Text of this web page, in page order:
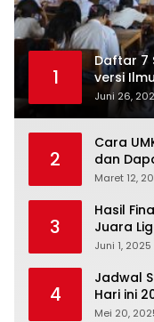
1
Daftar 7
versi
Juni 26,
2
Cara
dan
Maret 12,
3
Hasil
Juara
Nerazzurri
Juni 1, 2025
4
Jadwal
Hari ini
vs
Mei 20,